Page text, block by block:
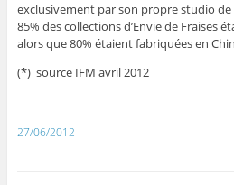
exclusivement par son propre studio de
85% des collections d’Envie de Fraises
alors que 80% étaient fabriquées en
(*) source IFM avril 2012
27/06/2012